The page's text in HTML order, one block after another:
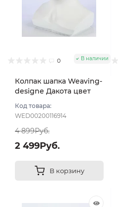
0 В наличии
Колпак шапка Weaving-
designe Дакота цвет
Код товара:
WED00200116914
4 899Руб.
2 499Руб.
В корзину